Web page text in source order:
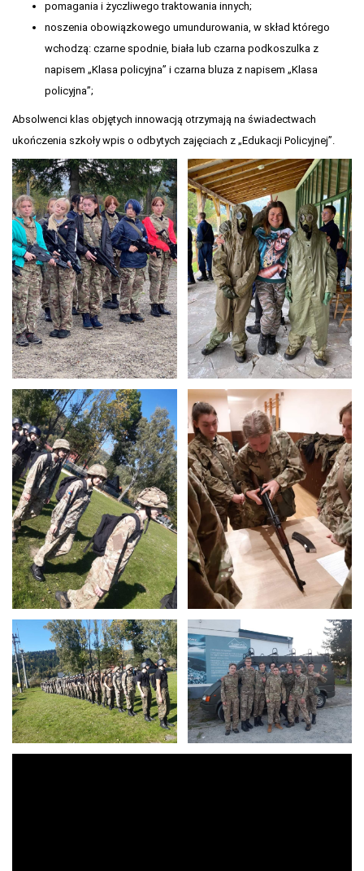
pomagania i życzliwego traktowania innych;
noszenia obowiązkowego umundurowania, w skład którego
wchodzą: czarne spodnie, biała lub czarna podkoszulka z
napisem „Klasa policyjna” i czarna bluza z napisem „Klasa
policyjna”;
Absolwenci klas objętych innowacją otrzymają na świadectwach
ukończenia szkoły wpis o odbytych zajęciach z „Edukacji Policyjnej”.